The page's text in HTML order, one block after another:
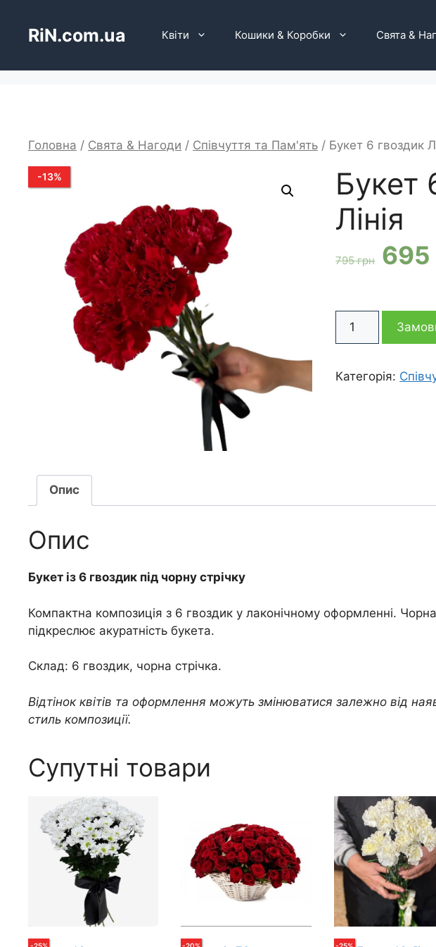
вмістуRiN.com.ua Квіти Кошики & Коробки Свята &
Головна / Свята & Нагоди / Співчуття та Пам'ять / Букет 6 гвоздик
-13%
Букет
Лінія
795грн
795
695
Лінія
Категорія:
Опис
Опис
Букет із 6 гвоздик під чорну стрічку
Компактна композиція з 6 гвоздик у лаконічному оформленні.
підкреслює акуратність букета.
Склад: 6 гвоздик, чорна стрічка.
Відтінок квітів та оформлення можуть змінюватися залежно від
стиль композиції.
Супутні товари